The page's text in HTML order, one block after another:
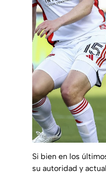
Si bien en los
su autoridad y